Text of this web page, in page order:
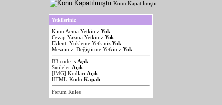
Konu Kapatılmıştır
Yetkileriniz
Konu Acma Yetkiniz Yok
Cevap Yazma Yetkiniz Yok
Eklenti Yükleme Yetkiniz Yok
Mesajınızı Değiştirme Yetkiniz Yok
BB code is Açık
Smileler Açık
[IMG] Kodları Açık
HTML-Kodu Kapalı
Forum Rules